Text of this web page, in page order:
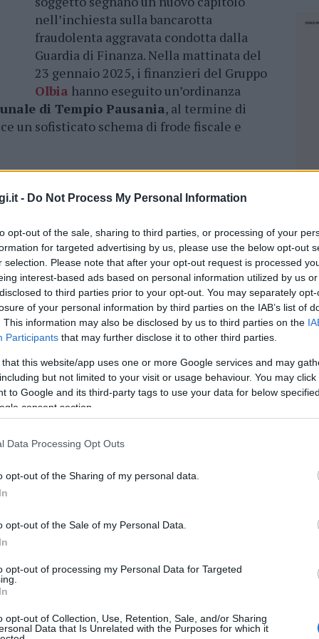
- Do Not Process My Personal Information
opt-out of the sale, sharing to third parties, or processing of your
for targeted advertising by us, please use the below opt-out
selection. Please note that after your opt-out request is processed
interest-based ads based on personal information utilized by us
to third parties prior to your opt-out. You may separately
of your personal information by third parties on the IAB’s list of
This information may also be disclosed by us to third parties on the
Participants that may further disclose it to other third parties.
that this website/app uses one or more Google services and may
but not limited to your visit or usage behaviour. You may
to Google and its third-party tags to use your data for below
consent section.
Data Processing Opt Outs
opt-out of the Sharing of my personal data.
opt-out of the Sale of my Personal Data.
opt-out of processing my Personal Data for Targeted
opt-out of Collection, Use, Retention, Sale, and/or Sharing
Data that Is Unrelated with the Purposes for which it
nell’inchiesta sulla bancarotta
fraudolenta aggravata condotta dalla
Guardia di Finanza. Nella mattinata del
23 gennaio 2025, i finanzieri del Gruppo
Olbia hanno eseguito un’ordinanza
di Tempio Pausania, al termine di
un sofisticato schema di frode fiscale e
gruppo specializzato “Economia” della
dal Procuratore della Repubblica, ha
di una società fallita, definita “Bad
entità, le cosiddette “New Company”.
stessi imprenditori, continuavano
la rete di dipendenti, fornitori e
fiscali e patrimoniali accumulati.
a due imprenditori locali attivi
quanto emerso, la “Bad Company”
sul quale gravava la responsabilità
sottoposti ora agli arresti
l’attività. Il terzo individuo, identificato come
di ricoprire cariche direttive in persone
nella sezioneLogindal menù del sito o